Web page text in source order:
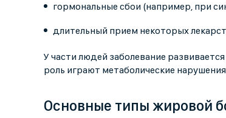
гормональные сбои (например, при
длительный прием некоторых
У части людей заболевание
роль играют метаболические
Основные типы жировой